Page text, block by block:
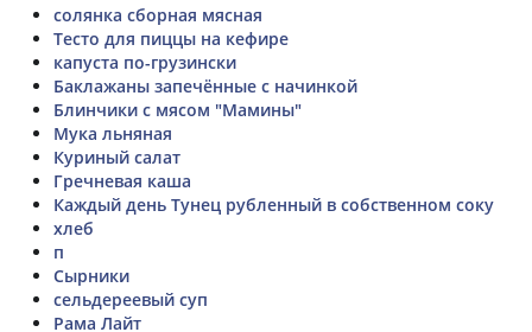
солянка сборная мясная
Тесто для пиццы на кефире
капуста по-грузински
Баклажаны запечённые с начинкой
Блинчики с мясом "Мамины"
Мука льняная
Куриный салат
Гречневая каша
Каждый день Тунец рубленный в собственном соку
хлеб
п
Сырники
сельдереевый суп
Рама Лайт